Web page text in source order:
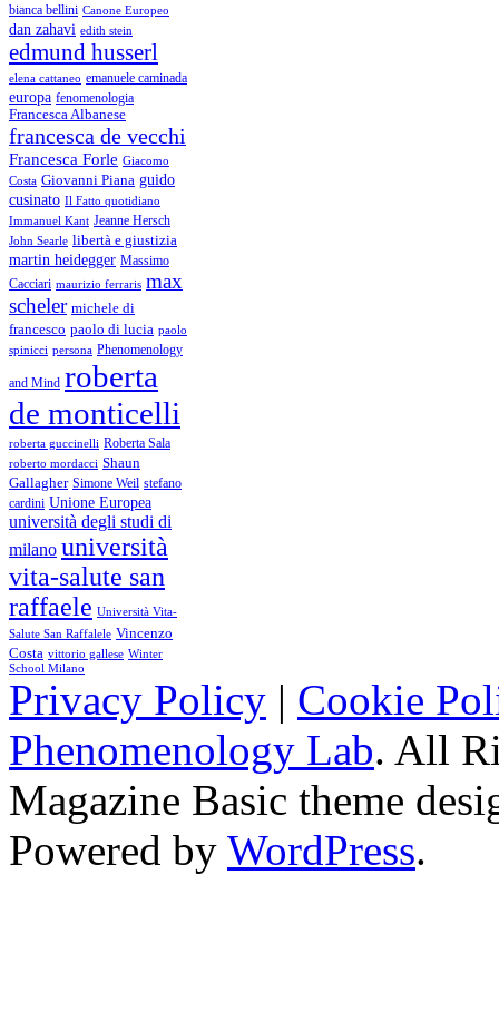
bianca bellini Canone Europeo
dan zahavi edith stein
edmund husserl
elena cattaneo emanuele caminada
europa fenomenologia
Francesca Albanese
francesca de vecchi
Francesca Forle Giacomo
Costa Giovanni Piana guido
cusinato Il Fatto quotidiano
Immanuel Kant Jeanne Hersch
John Searle libertà e giustizia
martin heidegger Massimo
Cacciari maurizio ferraris max
scheler michele di
francesco paolo di lucia paolo
spinicci persona Phenomenology
and Mind roberta
de monticelli
roberta guccinelli Roberta Sala
roberto mordacci Shaun
Gallagher Simone Weil stefano
cardini Unione Europea
università degli studi di
milano università
vita-salute san
raffaele Università Vita-
Salute San Raffalele Vincenzo
Costa vittorio gallese Winter
School Milano
Privacy Policy | Cookie
Phenomenology Lab. All
Magazine Basic theme
Powered by WordPress.